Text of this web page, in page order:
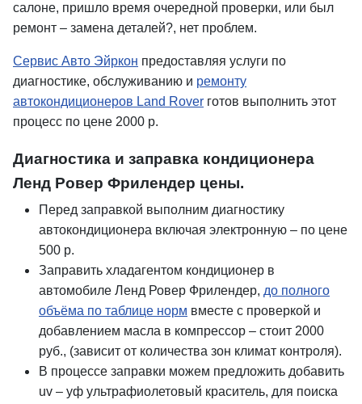
салоне, пришло время очередной проверки, или был
ремонт – замена деталей?, нет проблем.
Сервис Авто Эйркон предоставляя услуги по
диагностике, обслуживанию и ремонту
автокондиционеров Land Rover готов выполнить этот
процесс по цене 2000 р.
Диагностика и заправка кондиционера
Ленд Ровер Фрилендер цены.
Перед заправкой выполним диагностику
автокондиционера включая электронную – по цене
500 р.
Заправить хладагентом кондиционер в
автомобиле Ленд Ровер Фрилендер, до полного
объёма по таблице норм вместе с проверкой и
добавлением масла в компрессор – стоит 2000
руб., (зависит от количества зон климат контроля).
В процессе заправки можем предложить добавить
uv – уф ультрафиолетовый краситель, для поиска